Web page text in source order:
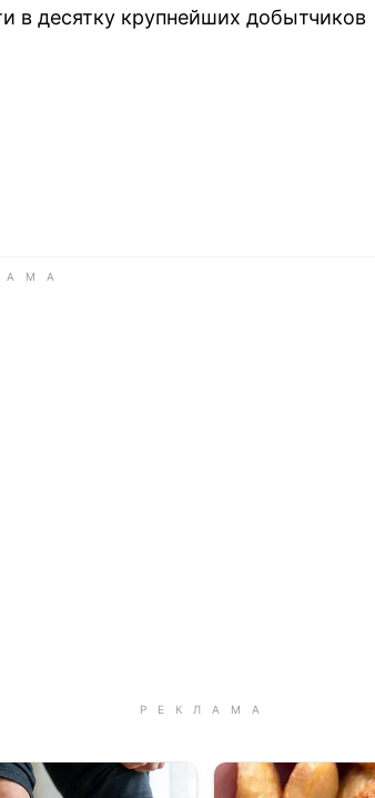
в десятку крупнейших добытчиков